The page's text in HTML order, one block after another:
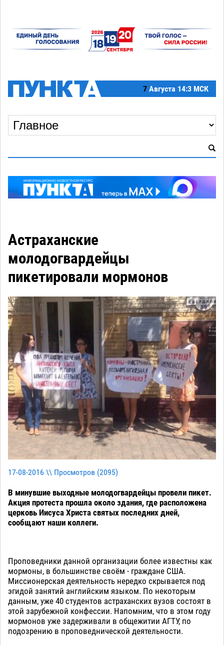
7 Августа 14:3 МСК
Астраханские
молодогвардейцы
пикетировали мормонов
17-08-2016 \\ Просмотров (2095)
В минувшие выходные молодогвардейцы провели пикет.
Акция протеста прошла около здания, где расположена
церковь Иисуса Христа святых последних дней,
сообщают наши коллеги.
Проповедники данной организации более известны как
мормоны, в большинстве своём - граждане США.
Миссионерская деятельность нередко скрывается под
эгидой занятий английским языком. По некоторым
данным, уже 40 студентов астраханских вузов состоят в
этой зарубежной конфессии. Напомним, что в этом году
мормонов уже задерживали в общежитии АГТУ, по
подозрению в проповеднической деятельности.